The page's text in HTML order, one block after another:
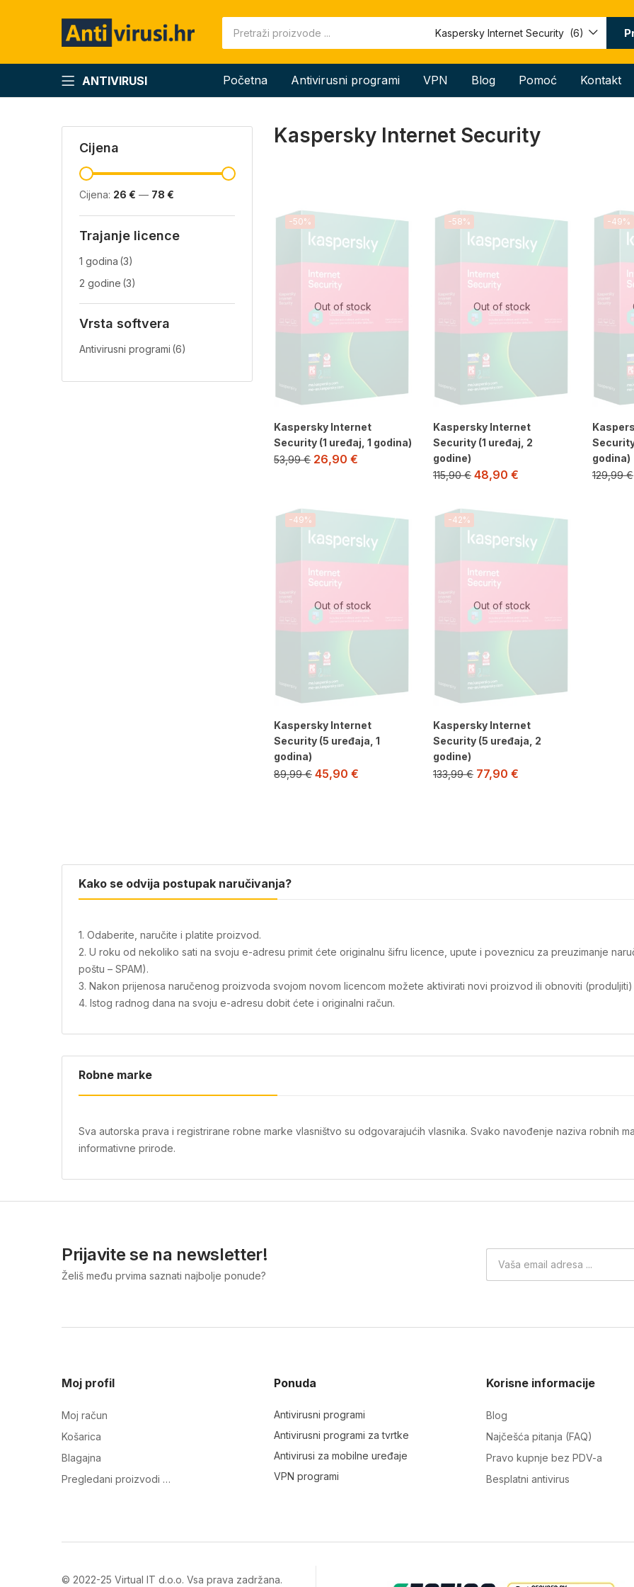
Kaspersky Internet Security (6)
ANTIVIRUSI Početna Antivirusni programi VPN Blog Pomoć Kontakt
Cijena
Cijena: 26 € — 78 €
Trajanje licence
1 godina (3)
2 godine (3)
Vrsta softvera
Antivirusni programi (6)
Kaspersky Internet Security
Out of stock
-50%
Kaspersky Internet
Security (1 uređaj, 1 godina)
53,99€ 26,90 €
Out of stock
-58%
Kaspersky Internet
Security (1 uređaj, 2
godine)
115,90€ 48,90 €
-49%
godina)
129,99€
Out of stock
-49%
Kaspersky Internet
Security (5 uređaja, 1
godina)
89,99€ 45,90 €
Out of stock
-42%
Kaspersky Internet
Security (5 uređaja, 2
godine)
133,99€ 77,90 €
Kako se odvija postupak naručivanja?
1. Odaberite, naručite i platite proizvod.
2. U roku od nekoliko sati na svoju e-adresu primit ćete originalnu šifru licence, upute i poveznicu za preuzimanje
poštu – SPAM).
3. Nakon prijenosa naručenog proizvoda svojom novom licencom možete aktivirati novi proizvod ili obnoviti
4. Istog radnog dana na svoju e-adresu dobit ćete i originalni račun.
Robne marke
Sva autorska prava i registrirane robne marke vlasništvo su odgovarajućih vlasnika. Svako navođenje naziva robnih
informativne prirode.
Prijavite se na newsletter!
Želiš među prvima saznati najbolje ponude?
Moj profil
Moj račun
Košarica
Blagajna
Pregledani proizvodi …
Ponuda
Antivirusni programi
Antivirusni programi za tvrtke
Antivirusi za mobilne uređaje
VPN programi
Korisne informacije
Blog
Najčešća pitanja (FAQ)
Pravo kupnje bez PDV-a
Besplatni antivirus
© 2022-25 Virtual IT d.o.o. Vsa prava zadržana.